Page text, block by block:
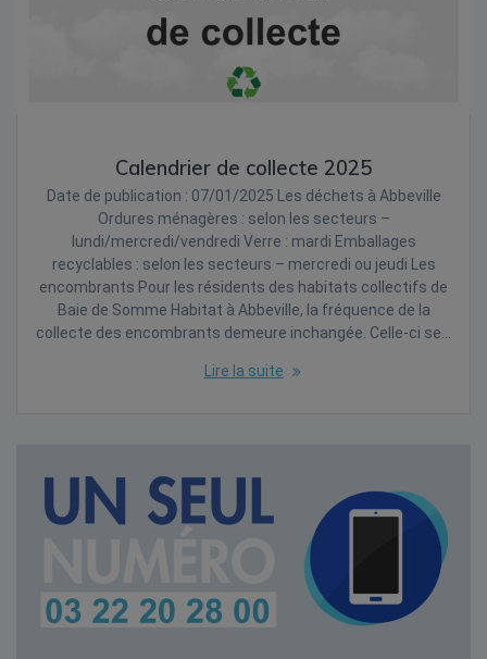
Calendrier de collecte 2025
Date de publication : 07/01/2025 Les déchets à Abbeville
Ordures ménagères : selon les secteurs –
lundi/mercredi/vendredi Verre : mardi Emballages
recyclables : selon les secteurs – mercredi ou jeudi Les
encombrants Pour les résidents des habitats collectifs de
Baie de Somme Habitat à Abbeville, la fréquence de la
collecte des encombrants demeure inchangée. Celle-ci se…
Lire la suite